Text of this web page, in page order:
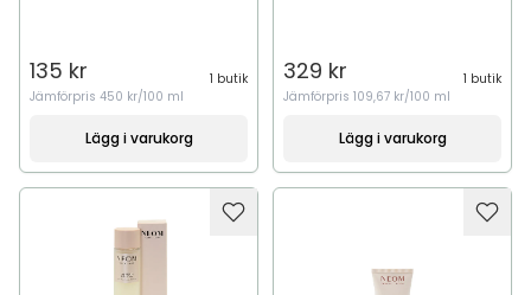
135 kr
1 butik
Jämförpris 450 kr/100 ml
Lägg i varukorg
329 kr
1 butik
Jämförpris 109,67 kr/100 ml
Lägg i varukorg